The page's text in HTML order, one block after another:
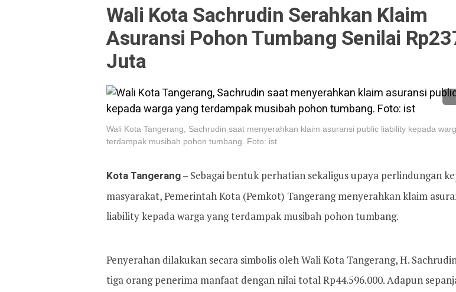
Wali Kota Sachrudin Serahkan Klaim
Asuransi Pohon Tumbang Senilai
Juta
Wali Kota Tangerang, Sachrudin saat menyerahkan klaim asuransi public liability kepada
terdampak musibah pohon tumbang. Foto: ist
Kota Tangerang– Sebagai bentuk perhatian sekaligus upaya perlindungan
masyarakat, Pemerintah Kota (Pemkot) Tangerang menyerahkan klaim
liability kepada warga yang terdampak musibah pohon tumbang.
Penyerahan dilakukan secara simbolis oleh Wali Kota Tangerang, H.
tiga orang penerima manfaat dengan nilai total Rp44.596.000. Adapun